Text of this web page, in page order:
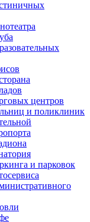
центров
и поликлиник
и парковок